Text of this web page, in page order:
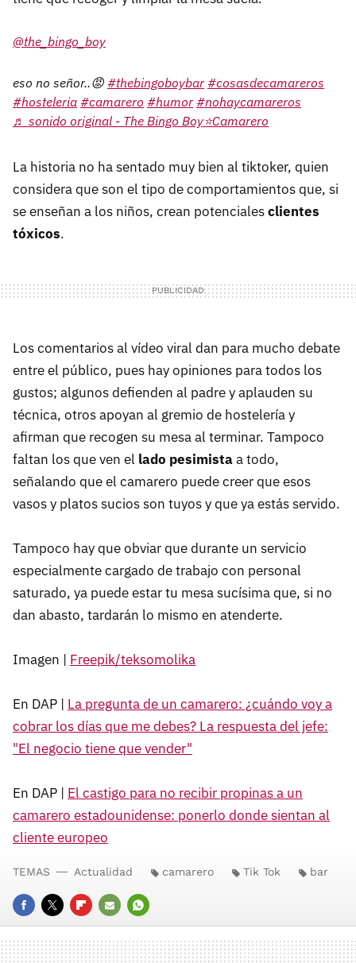
@the_bingo_boy
eso no señor..😡 #thebingoboybar #cosasdecamareros
#hosteleria #camarero #humor #nohaycamareros
♬ sonido original - The Bingo Boy⭐Camarero
La historia no ha sentado muy bien al tiktoker, quien
considera que son el tipo de comportamientos que, si
se enseñan a los niños, crean potencialesclientes
tóxicos.
Los comentarios al vídeo viral dan para mucho debate
entre el público, pues hay opiniones para todos los
gustos; algunos defienden al padre y aplauden su
técnica, otros apoyan al gremio de hostelería y
afirman que recogen su mesa al terminar. Tampoco
faltan los que ven el lado pesimistaa todo,
señalando que el camarero puede creer que esos
vasos y platos sucios son tuyos y que ya estás servido.
Tampoco hay que obviar que durante un servicio
especialmente cargado de trabajo con personal
saturado, ya puede estar tu mesa sucísima que, si no
dan abasto, tardarán lo mismo en atenderte.
Imagen | Freepik/teksomolika
En DAP | La pregunta de un camarero: ¿cuándo voy a
cobrar los días que me debes? La respuesta del jefe:
"El negocio tiene que vender"
En DAP | El castigo para no recibir propinas a un
camarero estadounidense: ponerlo donde sientan al
cliente europeo
FACEBOOK
TWITTERFLIPBOARD
E-
MAIL
WHATSAPP
TEMAS Actualidad camarero Tik Tok bar